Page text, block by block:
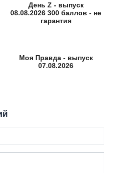
День Z - выпуск
08.08.2026 300 баллов - не
гарантия
Моя Правда - выпуск
07.08.2026